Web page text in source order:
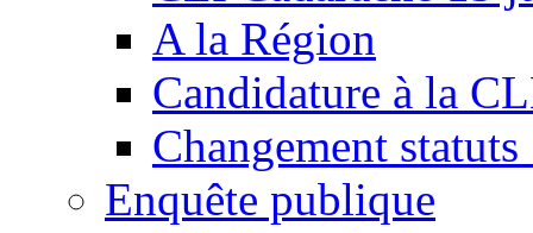
A la Région
Candidature à la
Changement
Enquête publique